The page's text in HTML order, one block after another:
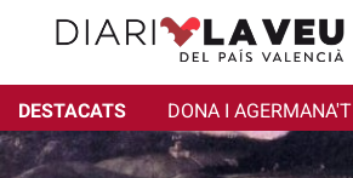
DESTACATS DONA I AGERMANA'T